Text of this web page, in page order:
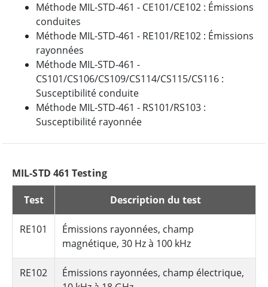
Méthode MIL-STD-461 - CE101/CE102 : Émissions
conduites
Méthode MIL-STD-461 - RE101/RE102 : Émissions
rayonnées
Méthode MIL-STD-461 -
CS101/CS106/CS109/CS114/CS115/CS116 :
Susceptibilité conduite
Méthode MIL-STD-461 - RS101/RS103 :
Susceptibilité rayonnée
MIL-STD 461 Testing
Test Description du test
RE101
Émissions rayonnées, champ
magnétique, 30 Hz à 100 kHz
RE102
Émissions rayonnées, champ électrique,